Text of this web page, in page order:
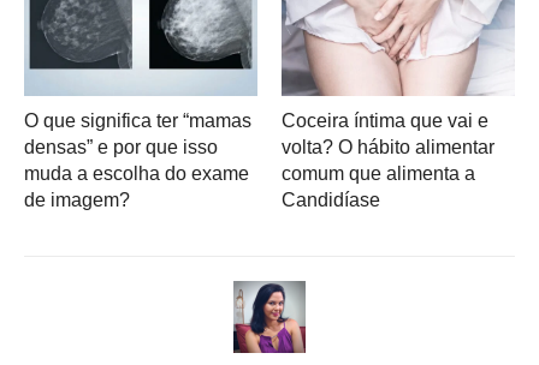
O que significa ter “mamas
densas” e por que isso
muda a escolha do exame
de imagem?
Coceira íntima que vai e
volta? O hábito alimentar
comum que alimenta a
Candidíase